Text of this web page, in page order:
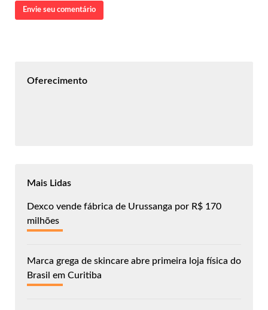
Envie seu comentário
Oferecimento
Mais Lidas
Dexco vende fábrica de Urussanga por R$ 170
milhões
Marca grega de skincare abre primeira loja física do
Brasil em Curitiba